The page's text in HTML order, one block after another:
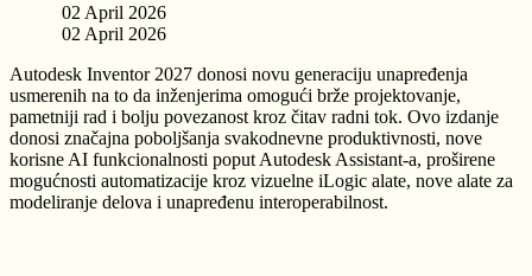
02 April 2026
02 April 2026
Autodesk Inventor 2027 donosi novu generaciju unapređenja
usmerenih na to da inženjerima omogući brže projektovanje,
pametniji rad i bolju povezanost kroz čitav radni tok. Ovo izdanje
donosi značajna poboljšanja svakodnevne produktivnosti, nove
korisne AI funkcionalnosti poput Autodesk Assistant-a, proširene
mogućnosti automatizacije kroz vizuelne iLogic alate, nove alate za
modeliranje delova i unapređenu interoperabilnost.